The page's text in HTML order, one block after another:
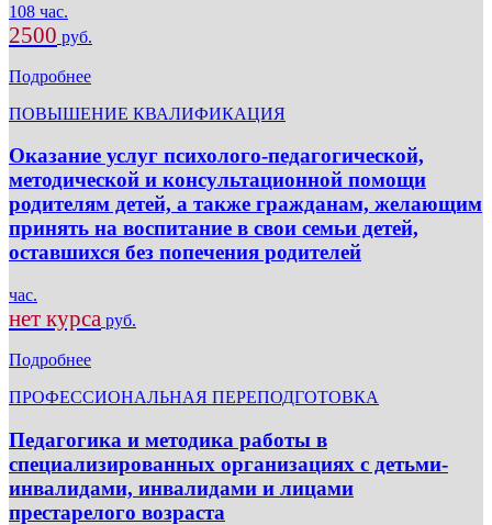
108 час.
2500 руб.
Подробнее
ПОВЫШЕНИЕ КВАЛИФИКАЦИЯ
Оказание услуг психолого-педагогической,
методической и консультационной помощи
родителям детей, а также гражданам, желающим
принять на воспитание в свои семьи детей,
оставшихся без попечения родителей
час.
нет курса руб.
Подробнее
ПРОФЕССИОНАЛЬНАЯ ПЕРЕПОДГОТОВКА
Педагогика и методика работы в
специализированных организациях с детьми-
инвалидами, инвалидами и лицами
престарелого возраста